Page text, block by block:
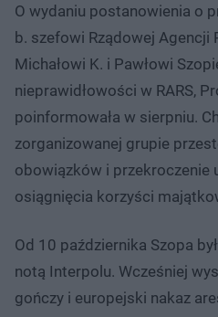
O wydaniu postanowienia o
b. szefowi Rządowej Agencji
Michałowi K. i Pawłowi
nieprawidłowości w RARS,
poinformowała w sierpniu.
zorganizowanej grupie
obowiązków i przekroczenie
osiągnięcia korzyści
Od 10 października Szopa
notą Interpolu. Wcześniej
gończy i europejski nakaz